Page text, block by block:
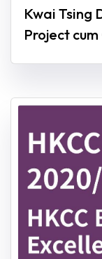
Kwai Tsing
Project